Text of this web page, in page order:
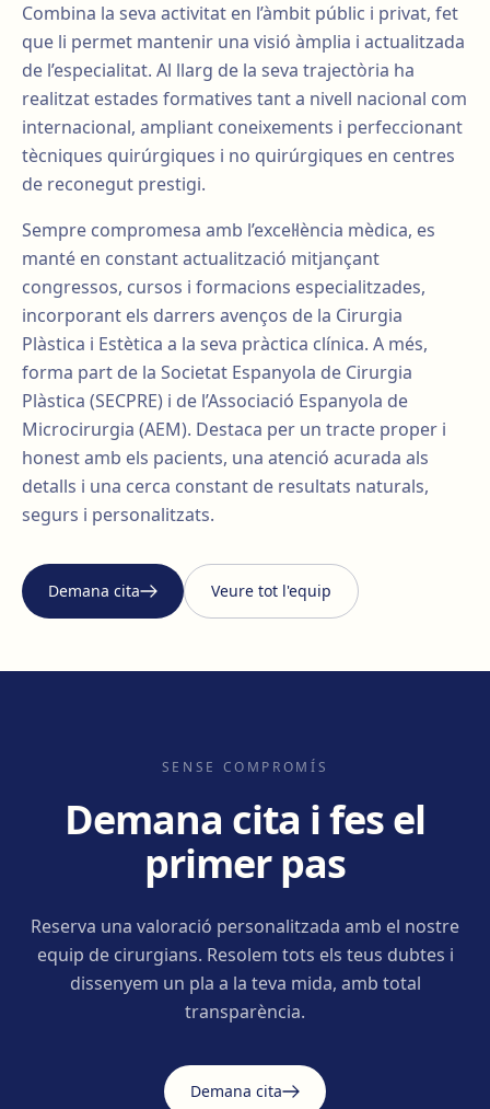
Combina la seva activitat en l’àmbit públic i privat, fet
que li permet mantenir una visió àmplia i actualitzada
de l’especialitat. Al llarg de la seva trajectòria ha
realitzat estades formatives tant a nivell nacional com
internacional, ampliant coneixements i perfeccionant
tècniques quirúrgiques i no quirúrgiques en centres
de reconegut prestigi.
Sempre compromesa amb l’excel·lència mèdica, es
manté en constant actualització mitjançant
congressos, cursos i formacions especialitzades,
incorporant els darrers avenços de la Cirurgia
Plàstica i Estètica a la seva pràctica clínica. A més,
forma part de la Societat Espanyola de Cirurgia
Plàstica (SECPRE) i de l’Associació Espanyola de
Microcirurgia (AEM). Destaca per un tracte proper i
honest amb els pacients, una atenció acurada als
detalls i una cerca constant de resultats naturals,
segurs i personalitzats.
Demana cita Veure tot l'equip
SENSE COMPROMÍS
Demana cita i fes el
primer pas
Reserva una valoració personalitzada amb el nostre
equip de cirurgians. Resolem tots els teus dubtes i
dissenyem un pla a la teva mida, amb total
transparència.
Demana cita